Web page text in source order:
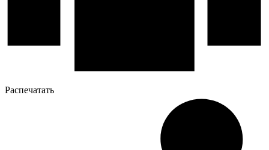
Распечатать